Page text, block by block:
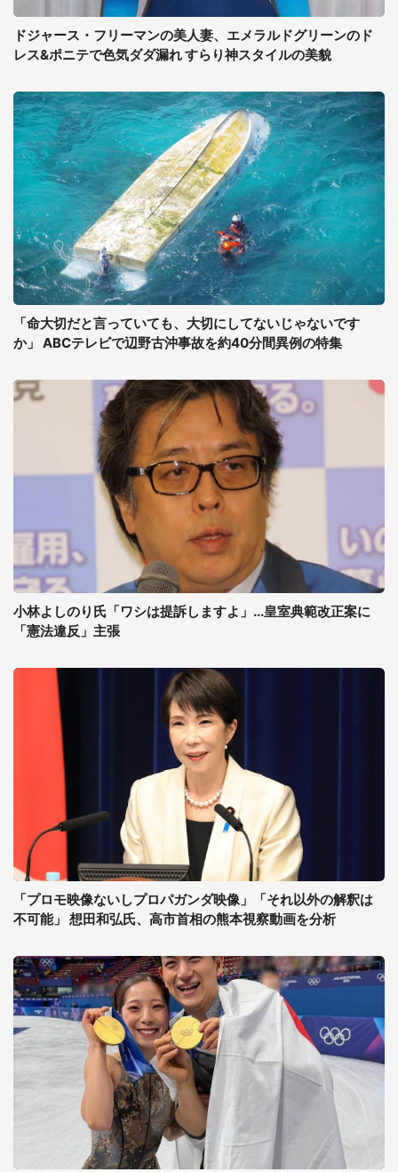
ドジャース・フリーマンの美人妻、エメラルドグリーンのド
レス&ポニテで色気ダダ漏れ すらり神スタイルの美貌
「命大切だと言っていても、大切にしてないじゃないです
か」 ABCテレビで辺野古沖事故を約40分間異例の特集
小林よしのり氏「ワシは提訴しますよ」...皇室典範改正案に
「憲法違反」主張
「プロモ映像ないしプロパガンダ映像」「それ以外の解釈は
不可能」 想田和弘氏、高市首相の熊本視察動画を分析